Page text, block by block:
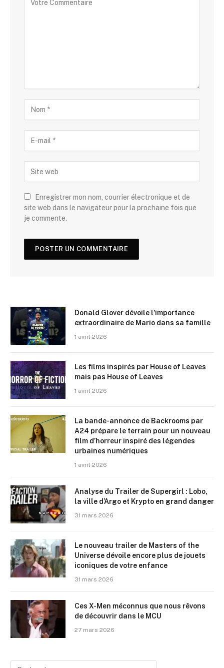
Enregistrer mon nom, courrier électronique et de
site web dans le navigateur pour la prochaine fois que
je commente.
Donald Glover dévoile l’importance
extraordinaire de Mario dans sa famille
1 avril 2026
Les films inspirés par House of Leaves
mais pas House of Leaves
1 avril 2026
La bande-annonce de Backrooms par
A24 prépare le terrain pour un nouveau
film d’horreur inspiré des légendes
urbaines numériques
1 avril 2026
Analyse du Trailer de Supergirl : Lobo,
la ville d’Argo et Krypto en grand danger
31 mars 2026
Le nouveau trailer de Masters of the
Universe dévoile encore plus de jouets
iconiques de votre enfance
31 mars 2026
Ces X-Men méconnus que nous rêvons
de découvrir dans le MCU
27 mars 2026